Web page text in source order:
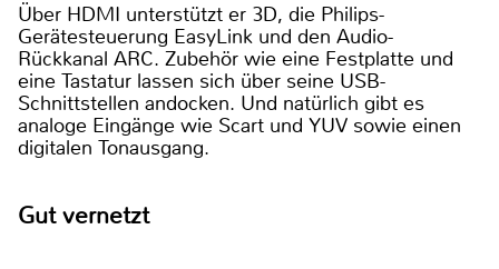
Über HDMI unterstützt er 3D, die Philips-
Gerätesteuerung EasyLink und den Audio-
Rückkanal ARC. Zubehör wie eine Festplatte und
eine Tastatur lassen sich über seine USB-
Schnittstellen andocken. Und natürlich gibt es
analoge Eingänge wie Scart und YUV sowie einen
digitalen Tonausgang.
Gut vernetzt